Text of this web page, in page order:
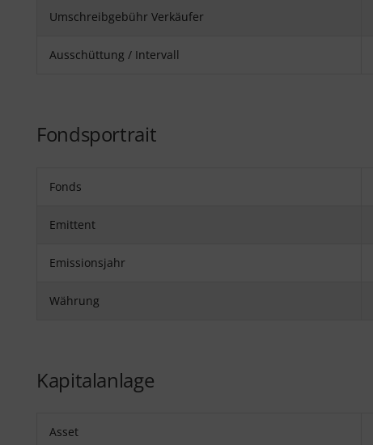
Umschreibgebühr Verkäufer
Ausschüttung / Intervall
Fondsportrait
Fonds
Emittent
Emissionsjahr
Währung
Kapitalanlage
Asset